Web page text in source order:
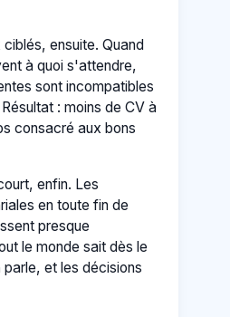
ensuite. Quand
à quoi s'attendre,
sont incompatibles
: moins de CV à
consacré aux bons
enfin. Les
en toute fin de
presque
le monde sait dès le
et les décisions